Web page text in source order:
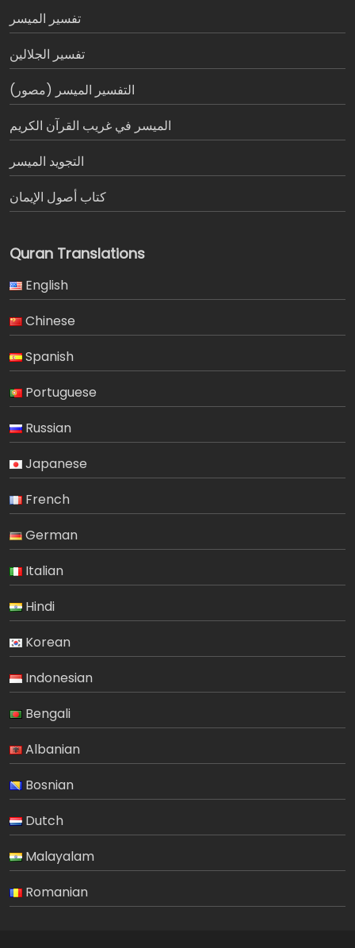
تفسير المیسر
تفسير الجلالين
التفسير الميسر (مصور)
الميسر في غريب القرآن الكريم
التجويد الميسر
كتاب أصول الإيمان
Quran Translations
English
Chinese
Spanish
Portuguese
Russian
Japanese
French
German
Italian
Hindi
Korean
Indonesian
Bengali
Albanian
Bosnian
Dutch
Malayalam
Romanian